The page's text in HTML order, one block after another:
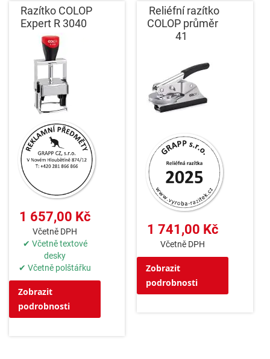
Razítko COLOP
Expert R 3040
1 657,00 Kč
Včetně DPH
✔ Včetně textové
desky
✔ Včetně polštářku
Zobrazit
podrobnosti
Reliéfní razítko
COLOP průměr
41
1 741,00 Kč
Včetně DPH
Zobrazit
podrobnosti